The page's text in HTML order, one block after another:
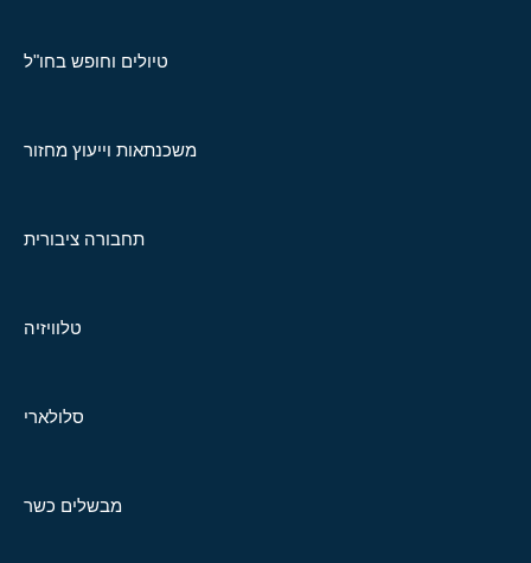
טיולים וחופש בחו"ל
משכנתאות וייעוץ מחזור
תחבורה ציבורית
טלוויזיה
סלולארי
מבשלים כשר